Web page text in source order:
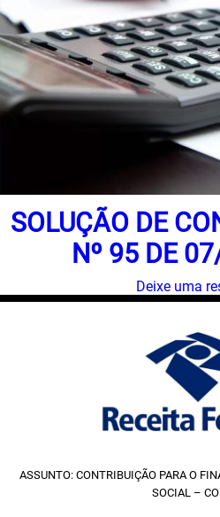
SOLUÇÃO DE
Nº 95 DE
Deixe uma
ASSUNTO: CONTRIBUIÇÃO PARA O
SOCIAL –